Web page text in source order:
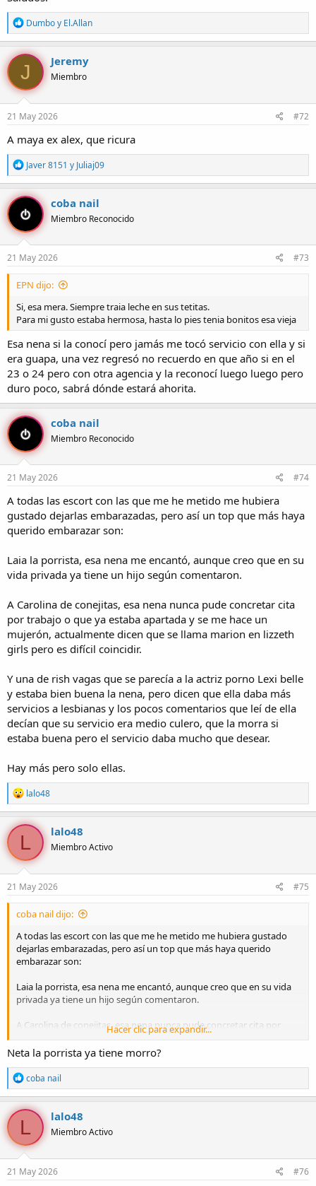
R
e
a
c
c
i
o
n
e
s
Dumboy El.Allan
J Jeremy
Miembro
21 May 2026 #72
A maya ex alex, que ricura
R
e
a
c
c
i
o
n
e
Javer 8151 y Juliaj09
coba nail
Miembro Reconocido
21 May 2026 #73
EPN dijo:
Si, esa mera. Siempre traia leche en sus tetitas.
Para mi gusto estaba hermosa, hasta lo pies tenia bonitos esa vieja
Esa nena si la conocí pero jamás me tocó servicio con ella y si
era guapa, una vez regresó no recuerdo en que año si en el
23 o 24 pero con otra agencia y la reconocí luego luego pero
duro poco, sabrá dónde estará ahorita.
coba nail
Miembro Reconocido
21 May 2026 #74
A todas las escort con las que me he metido me hubiera
gustado dejarlas embarazadas, pero así un top que más haya
querido embarazar son:
Laia la porrista, esa nena me encantó, aunque creo que en su
vida privada ya tiene un hijo según comentaron.
A Carolina de conejitas, esa nena nunca pude concretar cita
por trabajo o que ya estaba apartada y se me hace un
mujerón, actualmente dicen que se llama marion en lizzeth
girls pero es difícil coincidir.
Y una de rish vagas que se parecía a la actriz porno Lexi belle
y estaba bien buena la nena, pero dicen que ella daba más
servicios a lesbianas y los pocos comentarios que leí de ella
decían que su servicio era medio culero, que la morra si
estaba buena pero el servicio daba mucho que desear.
Hay más pero solo ellas.
R
e
a
c
i
o
n
e
s
lalo48
L lalo48
Miembro Activo
21 May 2026 #75
coba nail dijo:
A todas las escort con las que me he metido me hubiera gustado
dejarlas embarazadas, pero así un top que más haya querido
embarazar son:
Laia la porrista, esa nena me encantó, aunque creo que en su vida
privada ya tiene un hijo según comentaron.
A Carolina de conejitas, esa nena nunca pude concretar cita por
trabajo o que ya estaba apartada y se me hace un mujerón,
actualmente dicen que se llama marion en lizzeth girls pero es difícil
coincidir.
Y una de rish vagas que se parecía a la actriz porno Lexi belle y
estaba bien buena la nena, pero dicen que ella daba más servicios a
lesbianas y los pocos comentarios que leí de ella decían que su
servicio era medio culero, que la morra si estaba buena pero el
servicio daba mucho que desear.
Hacer clic para expandir...
Neta la porrista ya tiene morro?
R
e
a
c
i
o
n
e
s
coba nail
L lalo48
Miembro Activo
21 May 2026 #76